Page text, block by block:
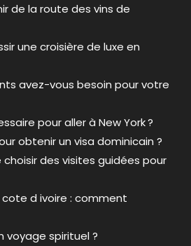
de la route des vins de
une croisière de luxe en
avez-vous besoin pour votre
pour aller à New York ?
obtenir un visa dominicain ?
des visites guidées pour
d ivoire : comment
voyage spirituel ?